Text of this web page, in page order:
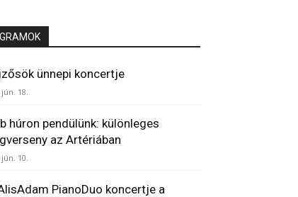
ünnepi koncertje
18.
húron pendülünk: különleges
az Artériában
10.
PianoDuo koncertje a